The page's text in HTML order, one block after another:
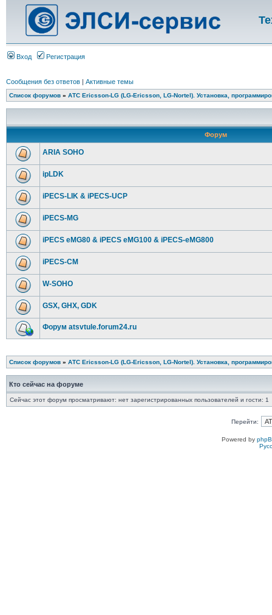
Вход Регистрация
Сообщения без ответов | Активные темы
Список форумов » АТС Ericsson-LG (LG-Ericsson, LG-Nortel). Установка,
Форум
ARIA SOHO
ipLDK
iPECS-LIK & iPECS-UCP
iPECS-MG
iPECS eMG80 & iPECS eMG100 & iPECS-eMG800
iPECS-CM
W-SOHO
GSX, GHX, GDK
Форум atsvtule.forum24.ru
Список форумов » АТС Ericsson-LG (LG-Ericsson, LG-Nortel). Установка,
Кто сейчас на форуме
Сейчас этот форум просматривают: нет зарегистрированных пользователей и гости: 1
Перейти:
Powered by